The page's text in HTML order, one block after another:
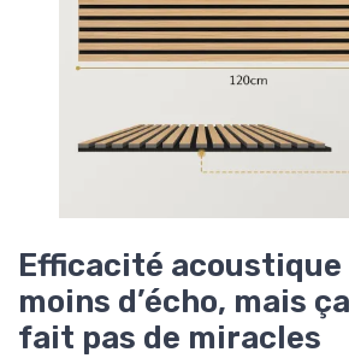
Efficacité acoustique
moins d’écho, mais
fait pas de miracles